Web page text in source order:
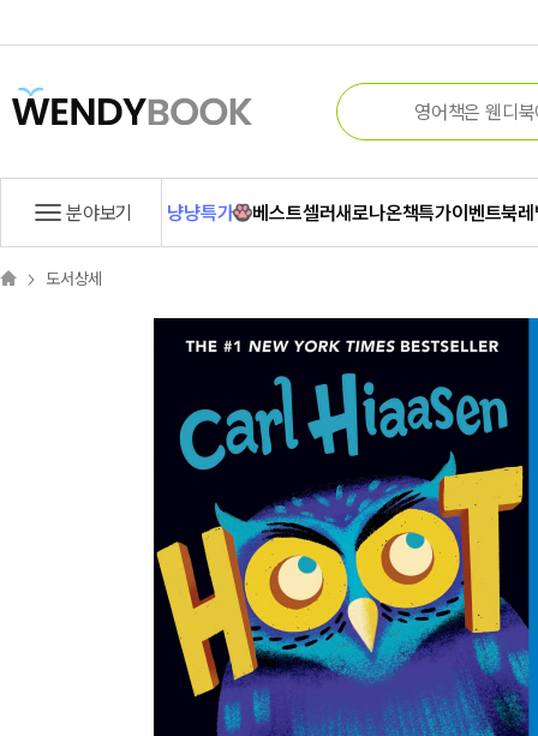
분야보기 냥냥특가 베스트셀러새로나온책특가이벤트북
도서상세